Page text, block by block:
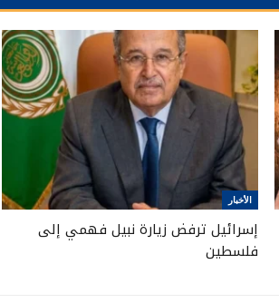
الأخبار
إسرائيل ترفض زيارة نبيل فهمي إلى
فلسطين